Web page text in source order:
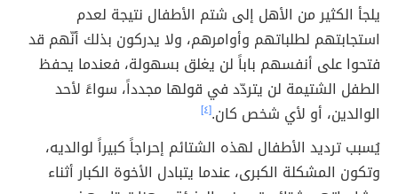
يلجأ الكثير من الأهل إلى شتم الأطفال نتيجة لعدم
استجابتهم لطلباتهم وأوامرهم، ولا يدركون بذلك أنّهم قد
فتحوا على أنفسهم باباً لن يغلق بسهولة، فعندما يحفظ
الطفل الشتيمة لن يتردّد في قولها مجدداً، سواءً لأحد
الوالدين، أو لأي شخص كان.[٤]
يُسبب ترديد الأطفال لهذه الشتائم إحراجاً كبيراً لوالديه،
وتكون المشكلة الكبرى، عندما يتبادل الأخوة الكبار أثناء